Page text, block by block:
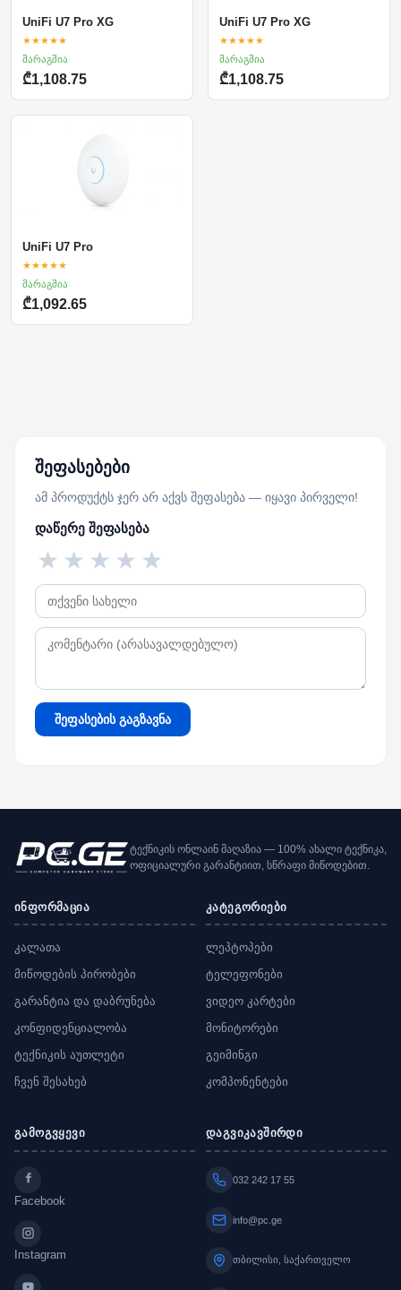
UniFi U7 Pro XG
★★★★★
მარაგშია
₾1,108.75
UniFi U7 Pro XG
★★★★★
მარაგშია
₾1,108.75
UniFi U7 Pro
★★★★★
მარაგშია
₾1,092.65
შეფასებები
ამ პროდუქტს ჯერ არ აქვს შეფასება — იყავი პირველი!
დაწერე შეფასება
★
★
★
★
★
შეფასების გაგზავნა
ტექნიკის ონლაინ მაღაზია — 100% ახალი ტექნიკა,
ოფიციალური გარანტიით, სწრაფი მიწოდებით.
ინფორმაცია
კალათა
მიწოდების პირობები
გარანტია და დაბრუნება
კონფიდენციალობა
ტექნიკის აუთლეტი
ჩვენ შესახებ
კატეგორიები
ლეპტოპები
ტელეფონები
ვიდეო კარტები
მონიტორები
გეიმინგი
კომპონენტები
გამოგვყევი
Facebook
Instagram
დაგვიკავშირდი
032 242 17 55
info@pc.ge
თბილისი, საქართველო